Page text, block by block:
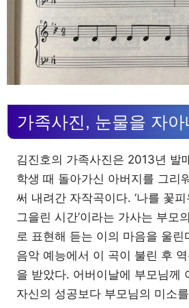
가족사진, 눈물을 자아
김진호의 가족사진은 2013년 발
학생 때 돌아가신 아버지를 그리
써 내려간 자작곡이다. ‘나를 꽃
그을린 시간’이라는 가사는 부모
로 표현해 듣는 이의 마음을 울
음악 예능에서 이 곡이 불린 후
을 받았다. 어버이날에 부모님께
자신의 성공보다 부모님의 미소